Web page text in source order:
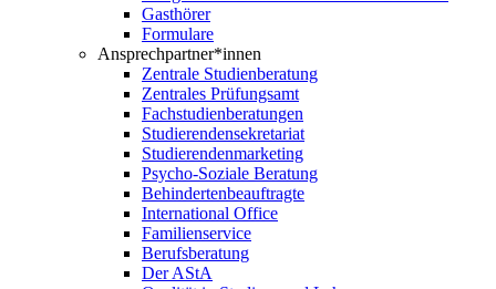
Gasthörer
Formulare
Ansprechpartner*innen
Zentrale Studienberatung
Zentrales Prüfungsamt
Fachstudienberatungen
Studierendensekretariat
Studierendenmarketing
Psycho-Soziale Beratung
Behindertenbeauftragte
International Office
Familienservice
Berufsberatung
Der AStA